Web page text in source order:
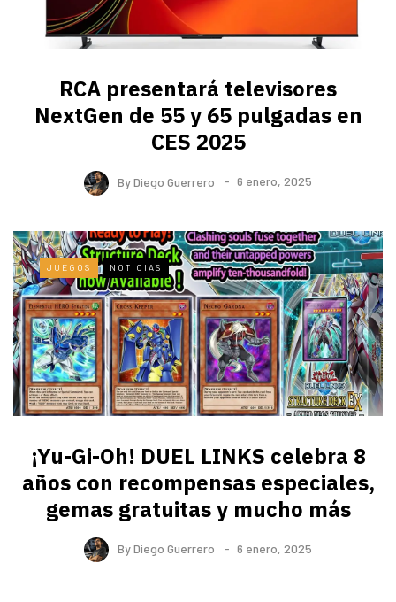
RCA presentará televisores
NextGen de 55 y 65 pulgadas en
CES 2025
ByDiego Guerrero 6 enero, 2025
JUEGOS NOTICIAS
¡Yu-Gi-Oh! DUEL LINKS celebra 8
años con recompensas especiales,
gemas gratuitas y mucho más
ByDiego Guerrero 6 enero, 2025